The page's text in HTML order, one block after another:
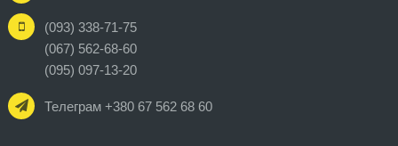
(093) 338-71-75
(067) 562-68-60
(095) 097-13-20
Телеграм +380 67 562 68 60